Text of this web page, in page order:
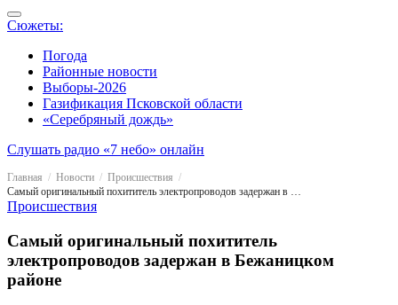
Сюжеты:
Погода
Районные новости
Выборы-2026
Газификация Псковской области
«Серебряный дождь»
Слушать радио «7 небо» онлайн
Главная Новости
Происшествия
Самый оригинальный похититель электропроводов задержан в Бежаницком районе
Происшествия
Самый оригинальный похититель
электропроводов задержан в Бежаницком
районе